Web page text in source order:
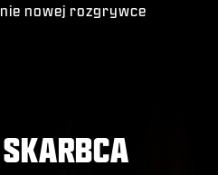
nowej rozgrywce